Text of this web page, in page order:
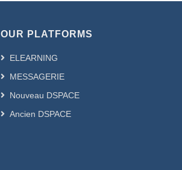
OUR PLATFORMS
ELEARNING
MESSAGERIE
Nouveau DSPACE
Ancien DSPACE